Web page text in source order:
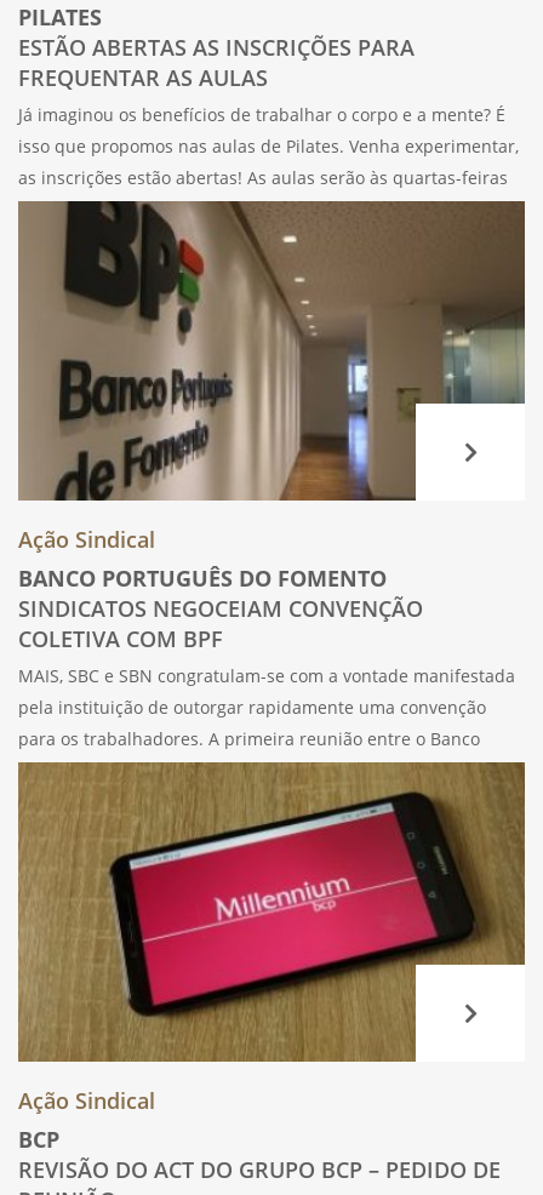
PILATES
ESTÃO ABERTAS AS INSCRIÇÕES PARA
FREQUENTAR AS AULAS
Já imaginou os benefícios de trabalhar o corpo e a mente? É
isso que propomos nas aulas de Pilates. Venha experimentar,
as inscrições estão abertas! As aulas serão às quartas-feiras
no Auditório SBN SAMS, às 11h e às 17h10, com
Ação Sindical
BANCO PORTUGUÊS DO FOMENTO
SINDICATOS NEGOCEIAM CONVENÇÃO
COLETIVA COM BPF
MAIS, SBC e SBN congratulam-se com a vontade manifestada
pela instituição de outorgar rapidamente uma convenção
para os trabalhadores. A primeira reunião entre o Banco
Português de Fomento (BPF) e os Sindicatos da UGT realizou-
se dia 2 deste mês e
Ação Sindical
BCP
REVISÃO DO ACT DO GRUPO BCP – PEDIDO DE